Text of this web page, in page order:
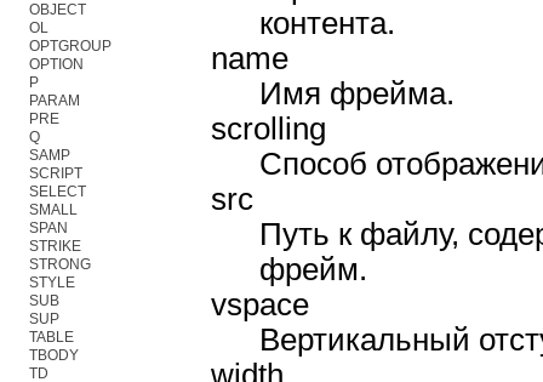
OBJECT
OL
OPTGROUP
OPTION
P
PARAM
PRE
Q
SAMP
SCRIPT
SELECT
SMALL
SPAN
STRIKE
STRONG
STYLE
SUB
SUP
TABLE
TBODY
TD
контента.
name
Имя фрейма.
scrolling
Способ
src
Путь к файлу,
фрейм.
vspace
Вертикальный
width